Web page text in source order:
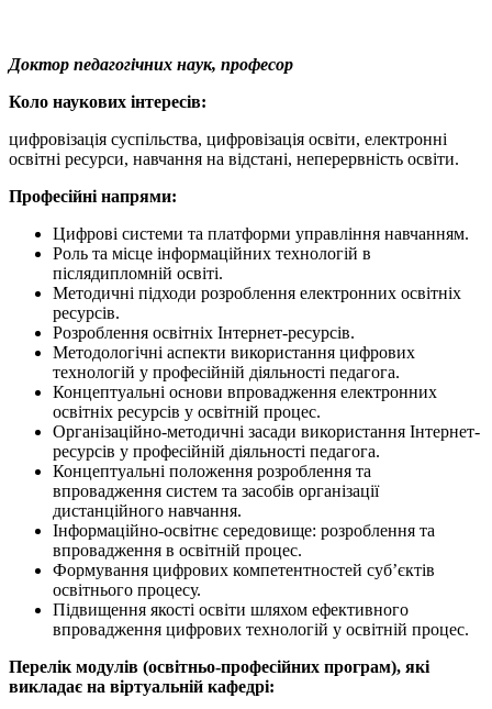
Доктор педагогічних наук, професор
Коло наукових інтересів:
цифровізація суспільства, цифровізація освіти, електронні
освітні ресурси, навчання на відстані, неперервність освіти.
Професійні напрями:
Цифрові системи та платформи управління навчанням.
Роль та місце інформаційних технологій в
післядипломній освіті.
Методичні підходи розроблення електронних освітніх
ресурсів.
Розроблення освітніх Інтернет-ресурсів.
Методологічні аспекти використання цифрових
технологій у професійній діяльності педагога.
Концептуальні основи впровадження електронних
освітніх ресурсів у освітній процес.
Організаційно-методичні засади використання Інтернет-
ресурсів у професійній діяльності педагога.
Концептуальні положення розроблення та
впровадження систем та засобів організації
дистанційного навчання.
Інформаційно-освітнє середовище: розроблення та
впровадження в освітній процес.
Формування цифрових компетентностей суб’єктів
освітнього процесу.
Підвищення якості освіти шляхом ефективного
впровадження цифрових технологій у освітній процес.
Перелік модулів (освітньо-професійних програм), які
викладає на віртуальній кафедрі: